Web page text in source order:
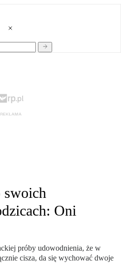
swoich
Oni
próby udowodnienia, że w
cisza, da się wychować dwoje